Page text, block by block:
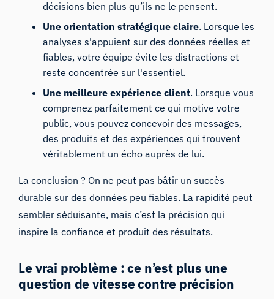
décisions bien plus qu’ils ne le pensent.
Une orientation stratégique claire. Lorsque les
analyses s'appuient sur des données réelles et
fiables, votre équipe évite les distractions et
reste concentrée sur l'essentiel.
Une meilleure expérience client. Lorsque vous
comprenez parfaitement ce qui motive votre
public, vous pouvez concevoir des messages,
des produits et des expériences qui trouvent
véritablement un écho auprès de lui.
La conclusion ? On ne peut pas bâtir un succès
durable sur des données peu fiables. La rapidité peut
sembler séduisante, mais c’est la précision qui
inspire la confiance et produit des résultats.
Le vrai problème : ce n’est plus une
question de vitesse contre précision